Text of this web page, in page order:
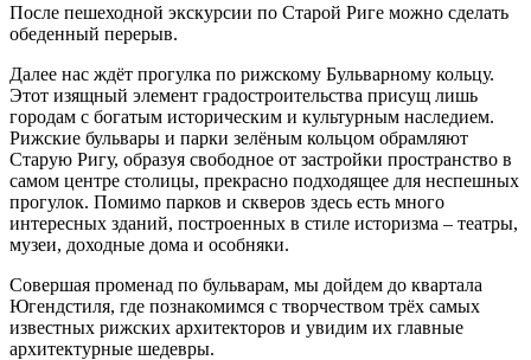
После пешеходной экскурсии по Старой Риге можно сделать
обеденный перерыв.
Далее нас ждёт прогулка по рижскому Бульварному кольцу.
Этот изящный элемент градостроительства присущ лишь
городам с богатым историческим и культурным наследием.
Рижские бульвары и парки зелёным кольцом обрамляют
Старую Ригу, образуя свободное от застройки пространство в
самом центре столицы, прекрасно подходящее для неспешных
прогулок. Помимо парков и скверов здесь есть много
интересных зданий, построенных в стиле историзма – театры,
музеи, доходные дома и особняки.
Совершая променад по бульварам, мы дойдем до квартала
Югендстиля, где познакомимся с творчеством трёх самых
известных рижских архитекторов и увидим их главные
архитектурные шедевры.